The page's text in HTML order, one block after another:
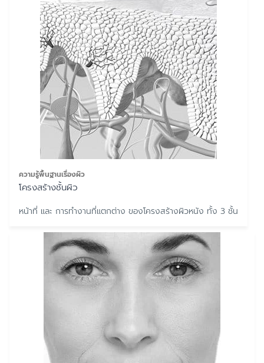
ความรู้พื้นฐานเรื่องผิว
โครงสร้างชั้นผิว
หน้าที่ และ การทำงานที่แตกต่าง ของโครงสร้างผิวหนัง ทั้ง 3 ชั้น